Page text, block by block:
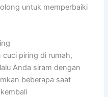
untuk memperbaiki
piring di rumah,
Anda siram dengan
beberapa saat